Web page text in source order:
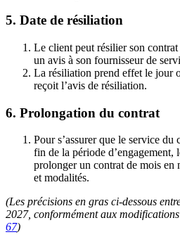
5. Date de résiliation
Le client peut résilier son
un avis à son fournisseur de
La résiliation prend effet le jour
reçoit l’avis de résiliation.
6. Prolongation du contrat
Pour s’assurer que le service du
fin de la période d’engagement,
prolonger un contrat de mois en
et modalités.
(Les précisions en gras ci-dessous
2027, conformément aux
67)